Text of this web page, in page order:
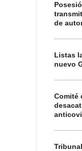
de
Listas
nuevo
Comité